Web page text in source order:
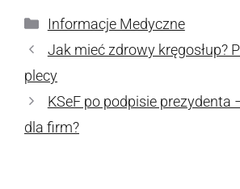
Kategorie
Informacje Medyczne
Jak mieć zdrowy kręgosłup?
plecy
KSeF po podpisie prezydenta
dla firm?